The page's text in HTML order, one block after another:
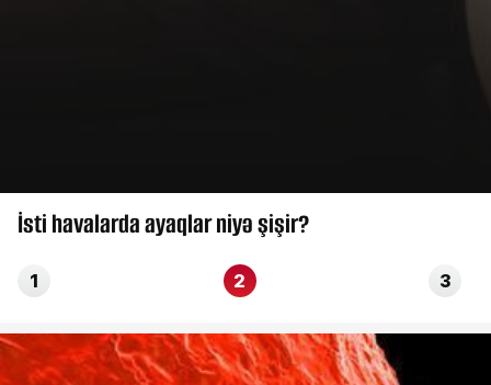
İsti havalarda ayaqlar niyə şişir?
1 2 3